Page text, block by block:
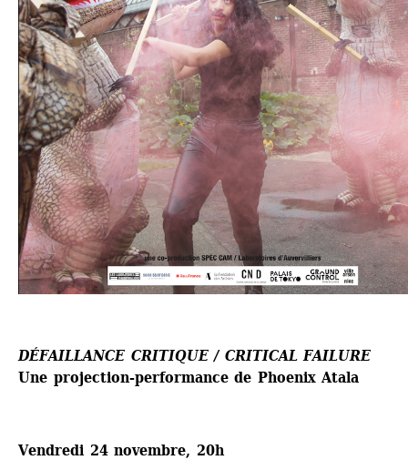
DÉFAILLANCE CRITIQUE / CRITICAL FAILURE
Une projection-performance de Phoenix Atala
Vendredi 24 novembre, 20h